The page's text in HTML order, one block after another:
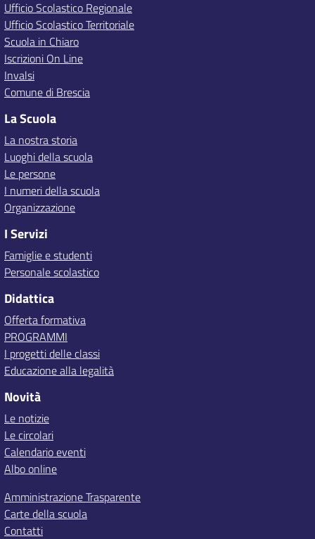
Ufficio Scolastico Regionale
Ufficio Scolastico Territoriale
Scuola in Chiaro
Iscrizioni On Line
Invalsi
Comune di Brescia
La Scuola
La nostra storia
Luoghi della scuola
Le persone
I numeri della scuola
Organizzazione
I Servizi
Famiglie e studenti
Personale scolastico
Didattica
Offerta formativa
PROGRAMMI
I progetti delle classi
Educazione alla legalità
Novità
Le notizie
Le circolari
Calendario eventi
Albo online
Amministrazione Trasparente
Carte della scuola
Contatti